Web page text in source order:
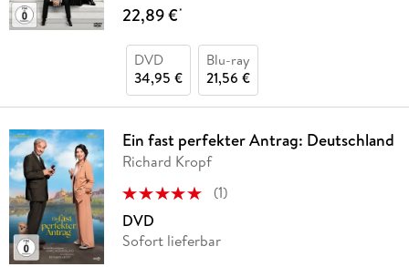
22,89 €*
DVD
34,95 €
Blu-ray
21,56 €
Ein fast perfekter Antrag: Deutschland
Richard Kropf
(1)
DVD
Sofort lieferbar